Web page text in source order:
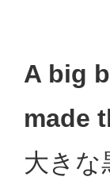
A big
made
大きな